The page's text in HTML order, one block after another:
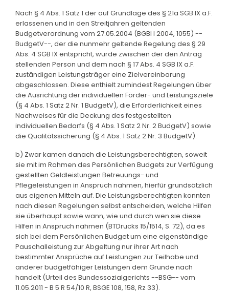
Nach § 4 Abs. 1 Satz 1 der auf Grundlage des § 21a SGB IX a.F.
erlassenen und in den Streitjahren geltenden
Budgetverordnung vom 27.05.2004 (BGBl I 2004, 1055) --
BudgetV--, der die nunmehr geltende Regelung des § 29
Abs. 4 SGB IX entspricht, wurde zwischen der den Antrag
stellenden Person und dem nach § 17 Abs. 4 SGB IX a.F.
zuständigen Leistungsträger eine Zielvereinbarung
abgeschlossen. Diese enthielt zumindest Regelungen über
die Ausrichtung der individuellen Förder- und Leistungsziele
(§ 4 Abs. 1 Satz 2 Nr. 1 BudgetV), die Erforderlichkeit eines
Nachweises für die Deckung des festgestellten
individuellen Bedarfs (§ 4 Abs. 1 Satz 2 Nr. 2 BudgetV) sowie
die Qualitätssicherung (§ 4 Abs. 1 Satz 2 Nr. 3 BudgetV).
b) Zwar kamen danach die Leistungsberechtigten, soweit
sie mit im Rahmen des Persönlichen Budgets zur Verfügung
gestellten Geldleistungen Betreuungs- und
Pflegeleistungen in Anspruch nahmen, hierfür grundsätzlich
aus eigenen Mitteln auf. Die Leistungsberechtigten konnten
nach diesen Regelungen selbst entscheiden, welche Hilfen
sie überhaupt sowie wann, wie und durch wen sie diese
Hilfen in Anspruch nahmen (BTDrucks 15/1514, S. 72), da es
sich bei dem Persönlichen Budget um eine eigenständige
Pauschalleistung zur Abgeltung nur ihrer Art nach
bestimmter Ansprüche auf Leistungen zur Teilhabe und
anderer budgetfähiger Leistungen dem Grunde nach
handelt (Urteil des Bundessozialgerichts --BSG-- vom
11.05.2011 - B 5 R 54/10 R, BSGE 108, 158, Rz 33).